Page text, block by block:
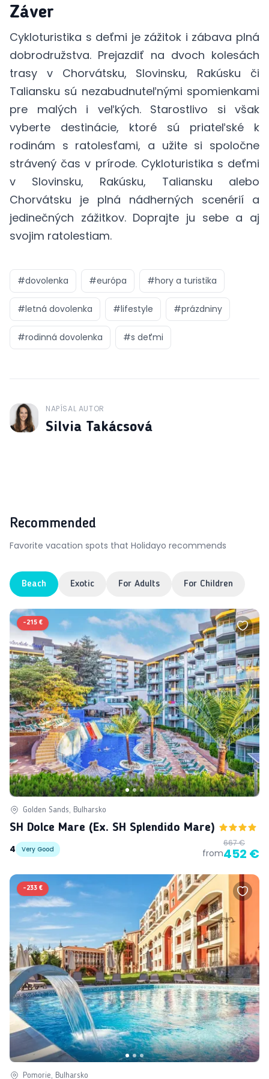
Záver
Cykloturistika s deťmi je zážitok i zábava plná
dobrodružstva. Prejazdiť na dvoch kolesách
trasy v Chorvátsku, Slovinsku, Rakúsku či
Taliansku sú nezabudnuteľnými spomienkami
pre malých i veľkých. Starostlivo si však
vyberte destinácie, ktoré sú priateľské k
rodinám s ratolesťami, a užite si spoločne
strávený čas v prírode. Cykloturistika s deťmi
v Slovinsku, Rakúsku, Taliansku alebo
Chorvátsku je plná nádherných scenérií a
jedinečných zážitkov. Doprajte ju sebe a aj
svojim ratolestiam.
#dovolenka #európa #hory a turistika
#letná dovolenka #lifestyle #prázdniny
#rodinná dovolenka #s deťmi
J
NAPÍSAL AUTOR
Silvia Takácsová
Recommended
Favorite vacation spots that Holidayo recommends
Beach Exotic For Adults For Children
-215 €
Golden Sands, Bulharsko
SH Dolce Mare (ex. SH Splendido Mare)
4
Very Good from
667 €
452 €
-233 €
Pomorie, Bulharsko